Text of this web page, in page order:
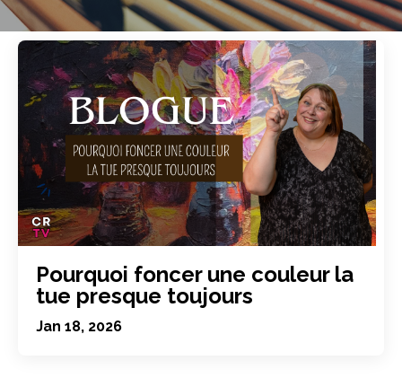
Pourquoi foncer une couleur la
tue presque toujours
Jan 18, 2026